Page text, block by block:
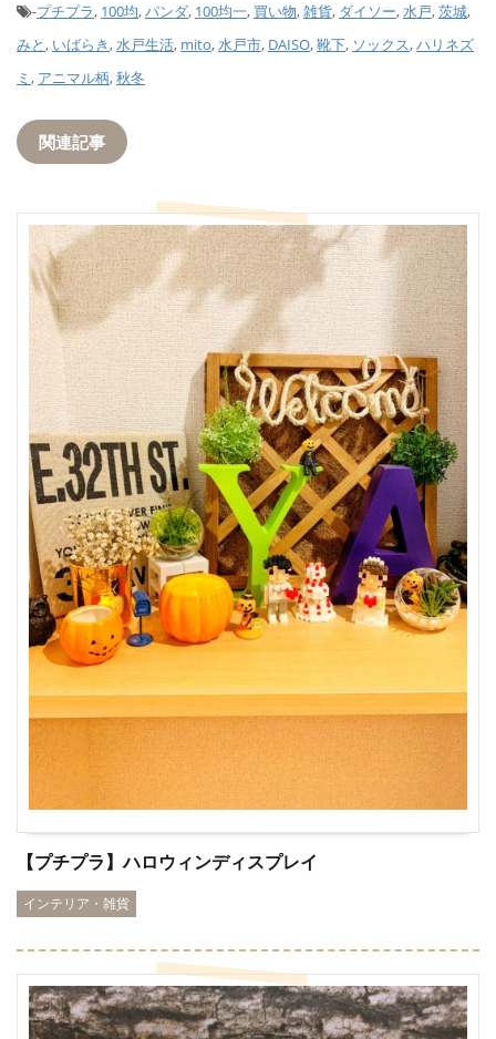
-プチプラ, 100均,パンダ, 100均一, 買い物,雑貨, ダイソー,水戸,茨城,
みと, いばらき,水戸生活, mito,水戸市, DAISO,靴下, ソックス,ハリネズ
ミ , アニマル柄,秋冬
関連記事
【プチプラ】ハロウィンディスプレイ
インテリア・雑貨